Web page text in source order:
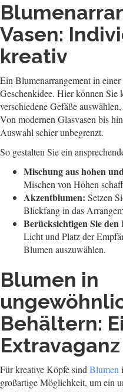
Vasen:
kreativ
Ein Blumenarrangement in
Geschenkidee. Hier können Sie
verschiedene Gefäße
Von modernen Glasvasen bis
Auswahl schier unbegrenzt.
So gestalten Sie ein
Mischung aus hohen
Mischen von Höhen
Akzentblumen: Setzen
Blickfang in das
Berücksichtigen Sie den
Licht und Platz der
Blumen auszuwählen.
Blumen in
Behältern:
Extravaganz
Für kreative Köpfe sindBlumen
großartige Möglichkeit, um ein